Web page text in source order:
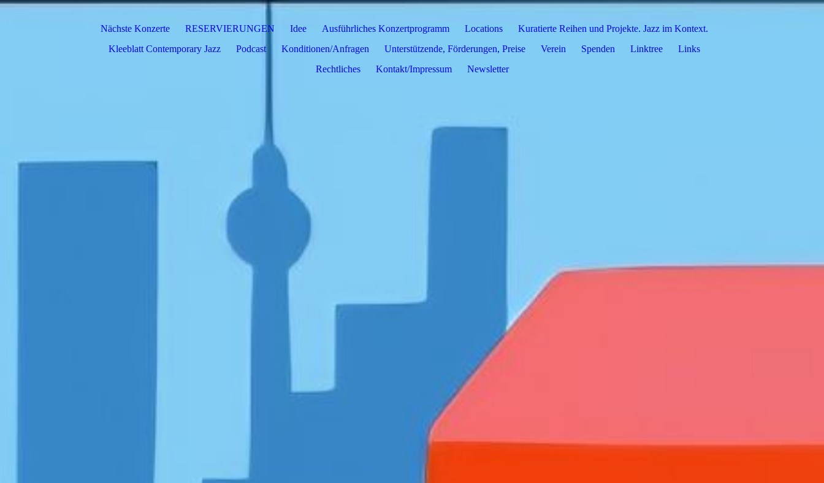
Nächste Konzerte RESERVIERUNGEN Idee Ausführliches Konzertprogramm Locations
Kuratierte Reihen und Projekte. Jazz im Kontext.
Kleeblatt Contemporary Jazz
Podcast Konditionen/Anfragen Unterstützende, Förderungen, Preise Verein Spenden Linktree
Links
Rechtliches
Kontakt/Impressum Newsletter